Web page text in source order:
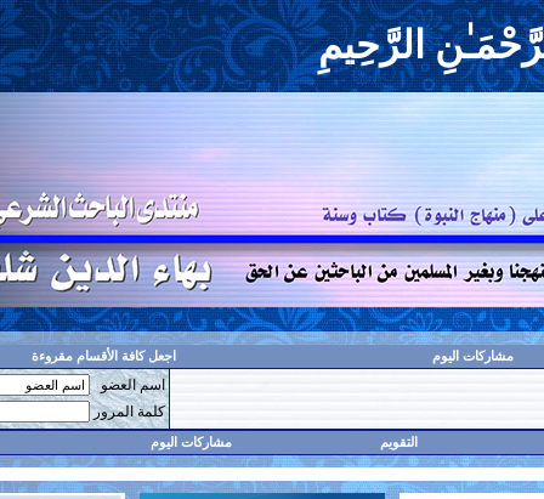
حفظ البيانات؟
مشاركات اليوم البحث